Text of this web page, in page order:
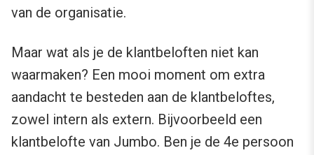
van de organisatie.
Maar wat als je de klantbeloften niet kan
waarmaken? Een mooi moment om extra
aandacht te besteden aan de klantbeloftes,
zowel intern als extern. Bijvoorbeeld een
klantbelofte van Jumbo. Ben je de 4e persoon